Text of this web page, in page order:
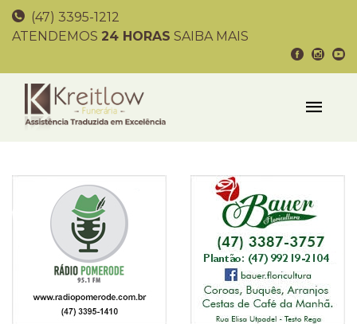
(47) 3395-1212
ATENDEMOS 24 HORAS SAIBA MAIS